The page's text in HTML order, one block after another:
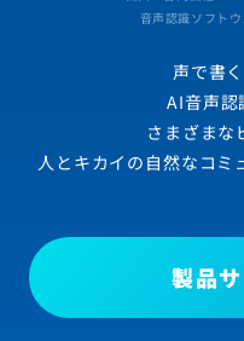
音声認識ソフト
声で書
AI音声認
さまざまな
人とキカイの自然なコミ
製品